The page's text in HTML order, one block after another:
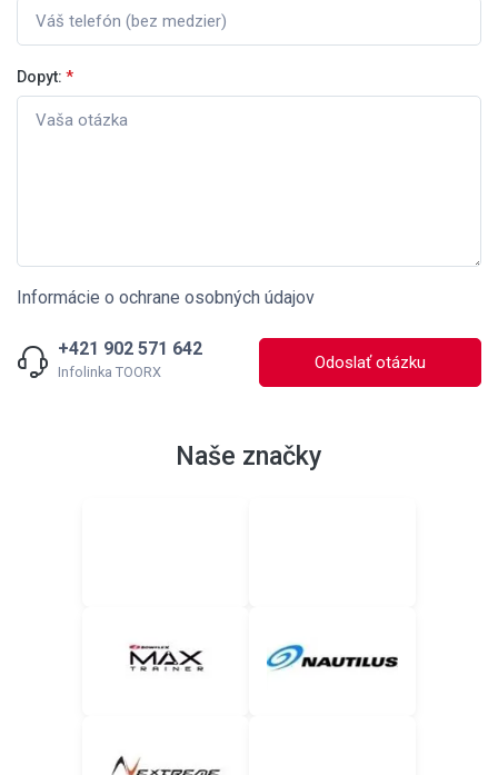
Dopyt: *
Informácie o ochrane osobných údajov
+421 902 571 642
Infolinka TOORX Odoslať otázku
Naše značky